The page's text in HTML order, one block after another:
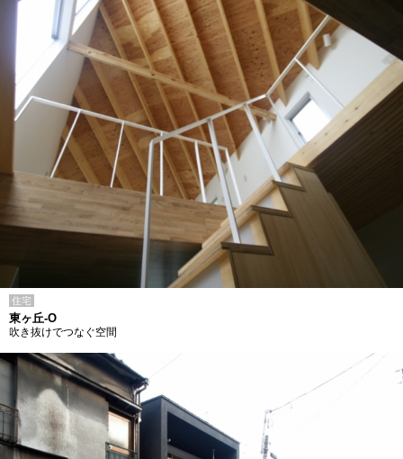
住宅
東ヶ丘-O
吹き抜けでつなぐ空間